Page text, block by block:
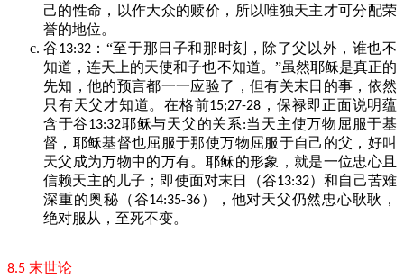
己的性命，以作大众的赎价，所以唯独天主才可分配荣
誉的地位。
谷13:32：“至于那日子和那时刻，除了父以外，谁也不
知道，连天上的天使和子也不知道。”虽然耶稣是真正的
先知，他的预言都一一应验了，但有关末日的事，依然
只有天父才知道。在格前15;27-28 ，保禄即正面说明蕴
含于谷13:32耶稣与天父的关系:当天主使万物屈服于基
督，耶稣基督也屈服于那使万物屈服于自己的父，好叫
天父成为万物中的万有。耶稣的形象，就是一位忠心且
信赖天主的儿子；即使面对末日（谷13:32）和自己苦难
深重的奥秘（谷14:35-36），他对天父仍然忠心耿耿，
绝对服从，至死不变。
8.5 末世论